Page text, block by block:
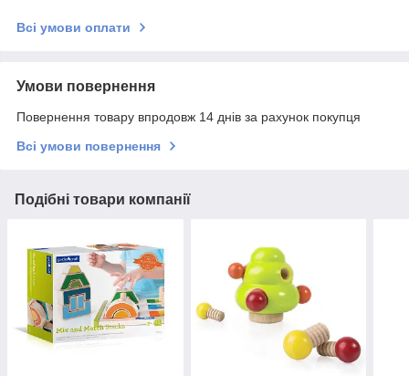
Всі умови оплати
Умови повернення
Повернення товару впродовж 14 днів за рахунок покупця
Всі умови повернення
Подібні товари компанії